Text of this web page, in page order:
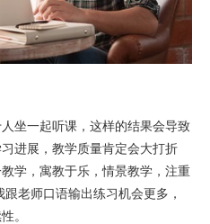
坐一起听课，这样的结果会导致
进展，教学质量肯定会大打折
学，寓教于乐，情景教学，注重
老师口语输出练习机会更多，
。